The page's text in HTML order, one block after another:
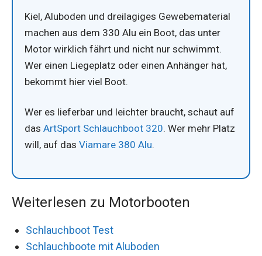
Kiel, Aluboden und dreilagiges Gewebematerial
machen aus dem 330 Alu ein Boot, das unter
Motor wirklich fährt und nicht nur schwimmt.
Wer einen Liegeplatz oder einen Anhänger hat,
bekommt hier viel Boot.
Wer es lieferbar und leichter braucht, schaut auf
das ArtSport Schlauchboot 320. Wer mehr Platz
will, auf das Viamare 380 Alu.
Weiterlesen zu Motorbooten
Schlauchboot Test
Schlauchboote mit Aluboden